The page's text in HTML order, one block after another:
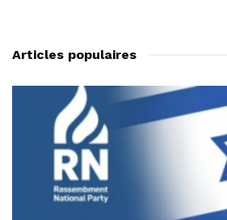
Articles populaires